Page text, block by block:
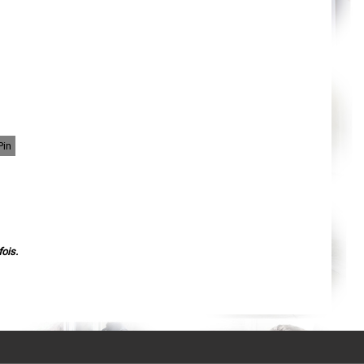
Chalon-sur-Saône